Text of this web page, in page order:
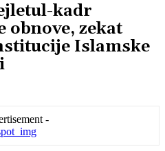
kadr
obnove, zekat
Islamske
-